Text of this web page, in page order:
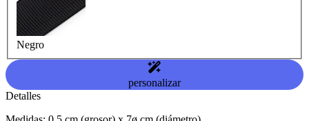
Negro
personalizar
Detalles